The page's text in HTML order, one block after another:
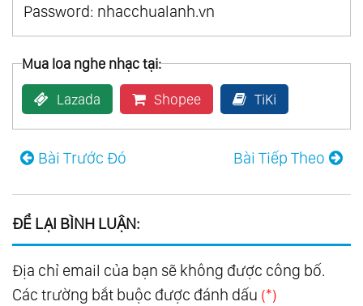
Password: nhacchualanh.vn
Mua loa nghe nhạc tại:
Lazada Shopee TiKi
Bài Trước Đó Bài Tiếp Theo
ĐỂ LẠI BÌNH LUẬN:
Địa chỉ email của bạn sẽ không được công bố.
Các trường bắt buộc được đánh dấu (*)